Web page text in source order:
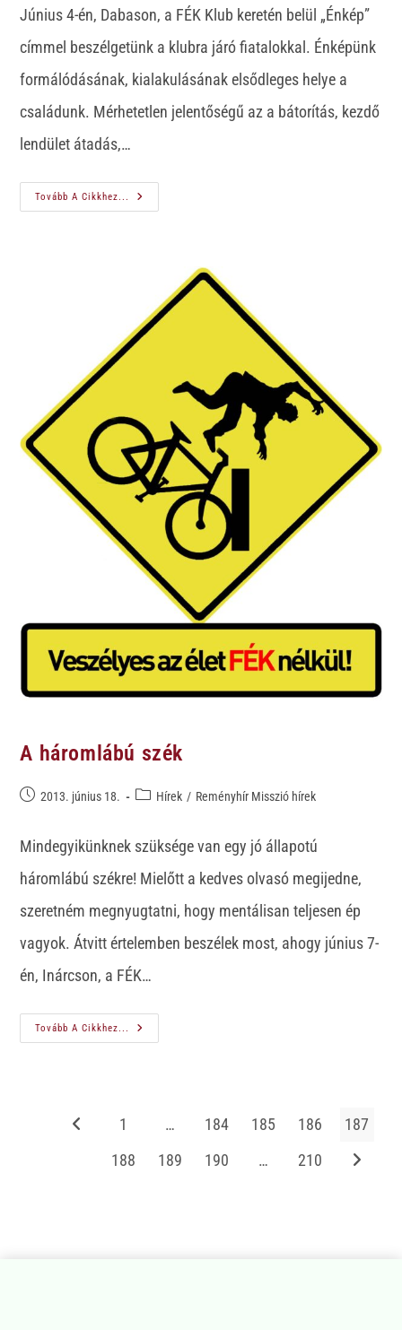
Június 4-én, Dabason, a FÉK Klub keretén belül „Énkép”
címmel beszélgetünk a klubra járó fiatalokkal. Énképünk
formálódásának, kialakulásának elsődleges helye a
családunk. Mérhetetlen jelentőségű az a bátorítás, kezdő
lendület átadás,…
Tovább A Cikkhez...
A háromlábú szék
2013. június 18. Hírek / Reményhír Misszió hírek
Mindegyikünknek szüksége van egy jó állapotú
háromlábú székre! Mielőtt a kedves olvasó megijedne,
szeretném megnyugtatni, hogy mentálisan teljesen ép
vagyok. Átvitt értelemben beszélek most, ahogy június 7-
én, Inárcson, a FÉK…
Tovább A Cikkhez...
1 … 184 185 186
187
188
189 190 … 210